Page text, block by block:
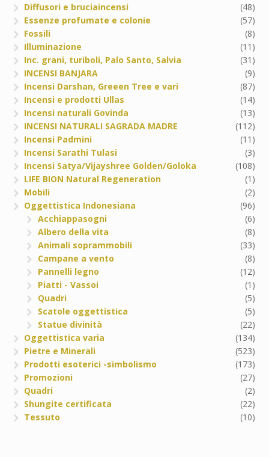
Diffusori e bruciaincensi
(48)
Essenze profumate e colonie
(57)
Fossili
(8)
Illuminazione
(11)
Inc. grani, turiboli, Palo Santo, Salvia
(31)
INCENSI BANJARA
(9)
Incensi Darshan, Greeen Tree e vari
(87)
Incensi e prodotti Ullas
(14)
Incensi naturali Govinda
(13)
INCENSI NATURALI SAGRADA MADRE
(112)
Incensi Padmini
(11)
Incensi Sarathi Tulasi
(3)
Incensi Satya/Vijayshree Golden/Goloka
(108)
LIFE BION Natural Regeneration
(1)
Mobili
(2)
Oggettistica Indonesiana
(96)
Acchiappasogni
(6)
Albero della vita
(8)
Animali soprammobili
(33)
Campane a vento
(8)
Pannelli legno
(12)
Piatti - Vassoi
(1)
Quadri
(5)
Scatole oggettistica
(5)
Statue divinità
(22)
Oggettistica varia
(134)
Pietre e Minerali
(523)
Prodotti esoterici -simbolismo
(173)
Promozioni
(27)
Quadri
(2)
Shungite certificata
(22)
Tessuto
(10)